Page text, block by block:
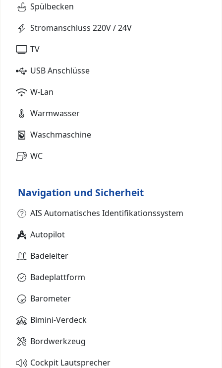
Spülbecken
Stromanschluss 220V / 24V
TV
USB Anschlüsse
W-Lan
Warmwasser
Waschmaschine
WC
Navigation und Sicherheit
AIS Automatisches Identifikationssystem
Autopilot
Badeleiter
Badeplattform
Barometer
Bimini-Verdeck
Bordwerkzeug
Cockpit Lautsprecher